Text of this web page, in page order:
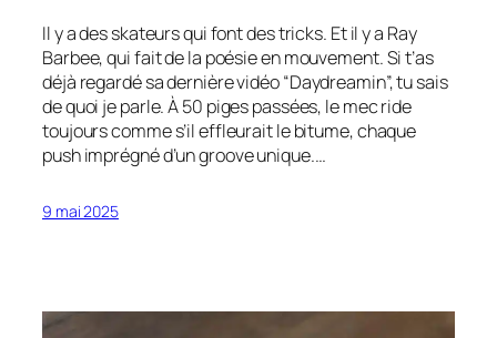
Il y a des skateurs qui font des tricks. Et il y a Ray
Barbee, qui fait de la poésie en mouvement. Si t’as
déjà regardé sa dernière vidéo “Daydreamin”, tu sais
de quoi je parle. À 50 piges passées, le mec ride
toujours comme s’il effleurait le bitume, chaque
push imprégné d’un groove unique.…
9 mai 2025